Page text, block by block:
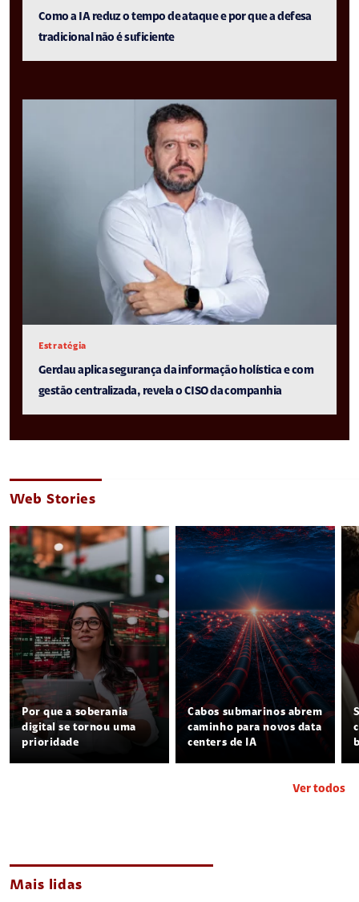
Como a IA reduz o tempo de ataque e por que a defesa
tradicional não é suficiente
Estratégia
Gerdau aplica segurança da informação holística e com
gestão centralizada, revela o CISO da companhia
Web Stories
Por que a soberania
digital se tornou uma
prioridade
Cabos submarinos abrem
caminho para novos data
centers de IA
Ver todos
Mais lidas